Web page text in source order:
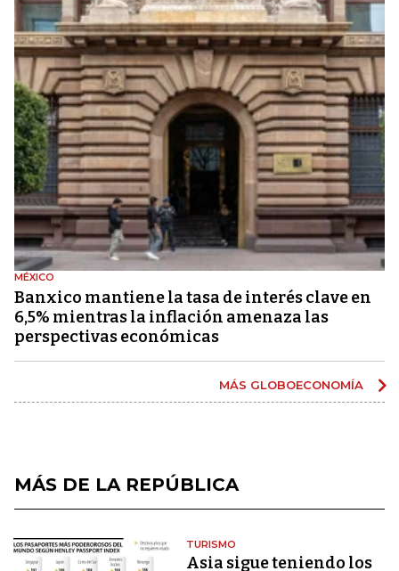
MÉXICO
Banxico mantiene la tasa de interés clave en
6,5% mientras la inflación amenaza las
perspectivas económicas
MÁS GLOBOECONOMÍA
MÁS DE LA REPÚBLICA
TURISMO
Asia sigue teniendo los